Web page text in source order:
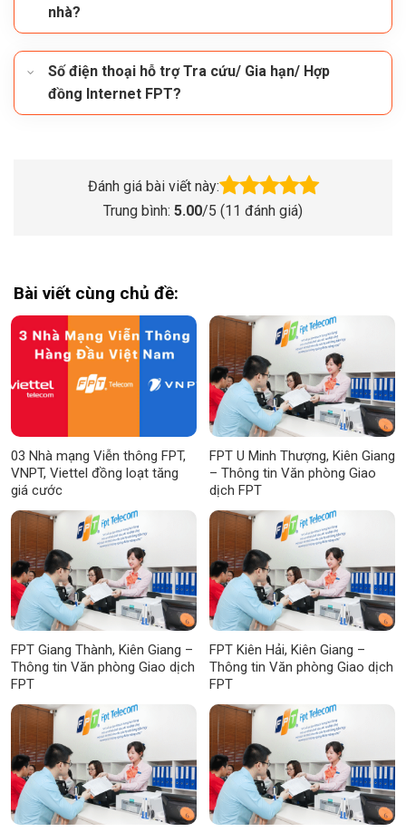
nhà?
Số điện thoại hỗ trợ Tra cứu/ Gia hạn/ Hợp
đồng Internet FPT?
Đánh giá bài viết này:
Trung bình: 5.00/5 (11 đánh giá)
Bài viết cùng chủ đề:
03 Nhà mạng Viễn thông FPT,
VNPT, Viettel đồng loạt tăng
giá cước
FPT U Minh Thượng, Kiên Giang
– Thông tin Văn phòng Giao
dịch FPT
FPT Giang Thành, Kiên Giang –
Thông tin Văn phòng Giao dịch
FPT
FPT Kiên Hải, Kiên Giang –
Thông tin Văn phòng Giao dịch
FPT